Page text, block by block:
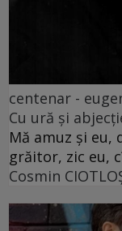
centenar -
Cu ură și
Mă amuz și
grăitor, zic eu,
Cosmin